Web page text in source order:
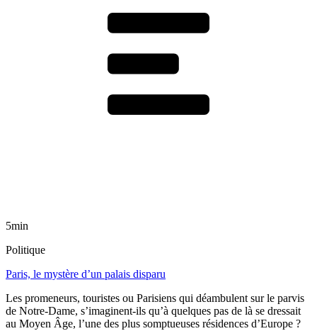
5min
Politique
Paris, le mystère d’un palais disparu
Les promeneurs, touristes ou Parisiens qui déambulent sur le parvis
de Notre-Dame, s’imaginent-ils qu’à quelques pas de là se dressait
au Moyen Âge, l’une des plus somptueuses résidences d’Europe ?